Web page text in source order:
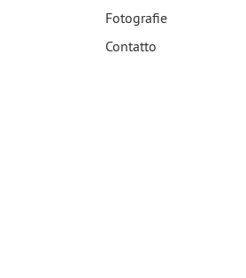
Fotografie
Contatto